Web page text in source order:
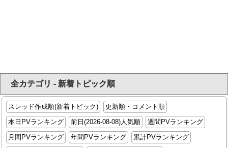
全カテゴリ - 新着トピック順
スレッド作成順(新着トピック)
更新順・コメント順
本日PVランキング
前日(2026-08-08)人気順
週間PVランキング
月間PVランキング
年間PVランキング
累計PVランキング